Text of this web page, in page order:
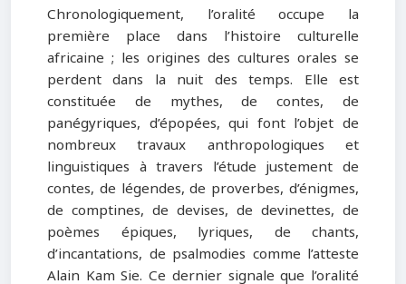
Chronologiquement, l’oralité occupe la
première place dans l’histoire culturelle
africaine ; les origines des cultures orales se
perdent dans la nuit des temps. Elle est
constituée de mythes, de contes, de
panégyriques, d’épopées, qui font l’objet de
nombreux travaux anthropologiques et
linguistiques à travers l’étude justement de
contes, de légendes, de proverbes, d’énigmes,
de comptines, de devises, de devinettes, de
poèmes épiques, lyriques, de chants,
d’incantations, de psalmodies comme l’atteste
Alain Kam Sie. Ce dernier signale que l’oralité